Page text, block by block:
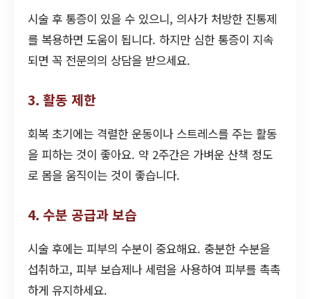
시술 후 통증이 있을 수 있으니, 의사가 처방한 진통제
를 복용하면 도움이 됩니다. 하지만 심한 통증이 지속
되면 꼭 전문의의 상담을 받으세요.
3. 활동 제한
회복 초기에는 격렬한 운동이나 스트레스를 주는 활동
을 피하는 것이 좋아요. 약 2주간은 가벼운 산책 정도
로 몸을 움직이는 것이 좋습니다.
4. 수분 공급과 보습
시술 후에는 피부의 수분이 중요해요. 충분한 수분을
섭취하고, 피부 보습제나 세럼을 사용하여 피부를 촉촉
하게 유지하세요.